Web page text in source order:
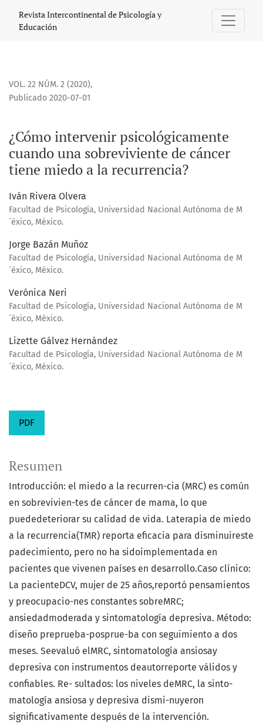
¿Cómo intervenir psicológicamente cuando una
Revista Intercontinental de Psicología y
Educación
VOL. 22 NÚM. 2 (2020),
¿Cómo intervenir psicológicamente
cuando una sobreviviente de cáncer
tiene miedo a la recurrencia?
Publicado 2020-07-01
Iván Rivera Olvera
Facultad de Psicología, Universidad Nacional Autónoma de M
´éxico, México.
Jorge Bazán Muñoz
Facultad de Psicología, Universidad Nacional Autónoma de M
´éxico, México.
Verónica Neri
Facultad de Psicología, Universidad Nacional Autónoma de M
´éxico, México.
Lizette Gálvez Hernández
Facultad de Psicología, Universidad Nacional Autónoma de M
´éxico, México.
PDF
Resumen
Introducción: el miedo a la recurren-cia (MRC) es común
en sobrevivien-tes de cáncer de mama, lo que
puededeteriorar su calidad de vida. Laterapia de miedo
a la recurrencia(TMR) reporta eﬁcacia para disminuireste
padecimiento, pero no ha sidoimplementada en
pacientes que vivenen países en desarrollo.Caso clínico:
La pacienteDCV, mujer de 25 años,reportó pensamientos
y preocupacio-nes constantes sobreMRC;
ansiedadmoderada y sintomatología depresiva. Método:
diseño preprueba-posprue-ba con seguimiento a dos
meses. Seevaluó elMRC, sintomatología ansiosay
depresiva con instrumentos deautorreporte válidos y
conﬁables. Re- sultados: los niveles deMRC, la sinto-
matología ansiosa y depresiva dismi-nuyeron
signiﬁcativamente después de la intervención.